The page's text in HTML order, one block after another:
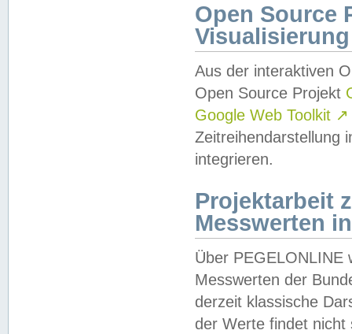
Open Source
Visualisierung
Aus der interaktiven
Open Source Projekt
Google Web Toolkit ↗
Zeitreihendarstellung
integrieren.
Projektarbeit
Messwerten
Über PEGELONLINE
Messwerten der
derzeit klassische
der Werte findet